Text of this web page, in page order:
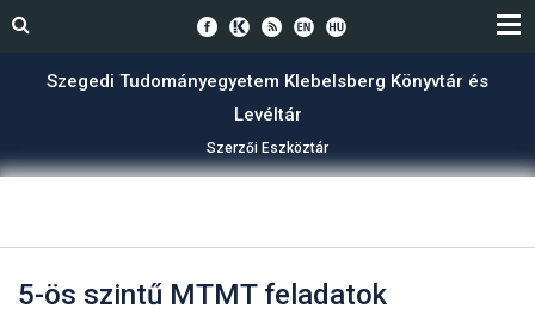
Szegedi Tudományegyetem Klebelsberg Könyvtár és
Levéltár
Szerzői Eszköztár
5-ös szintű MTMT feladatok